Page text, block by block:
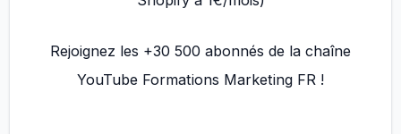
Rejoignez les +30 500 abonnés de la chaîne
YouTube Formations Marketing FR !